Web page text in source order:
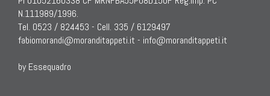
N.111989/1996.
Tel. 0523 / 824453 - Cell. 335 / 6129497
fabiomorandi@moranditappeti.it - info@moranditappeti.it
by Essequadro